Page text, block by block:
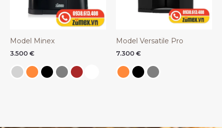
Model Minex
3.500 €
Model Versatile Pro
7.300 €